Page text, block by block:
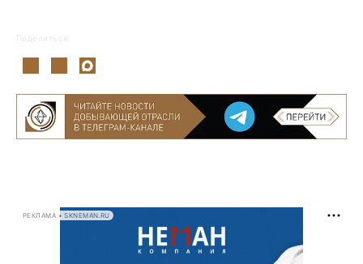
Поделиться:
РЕКЛАМА • SKNEMAN.RU